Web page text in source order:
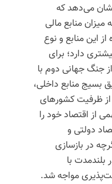
می‌دهد که
منابع مالی
این منابع و نوع
دارد؛ برای
جنگ جهانی دوم با
بسیج منابع داخلی،
ظرفیت کشورهای
اقتصاد خود را
دولتی و
در بازسازی
با
مواجه شد.